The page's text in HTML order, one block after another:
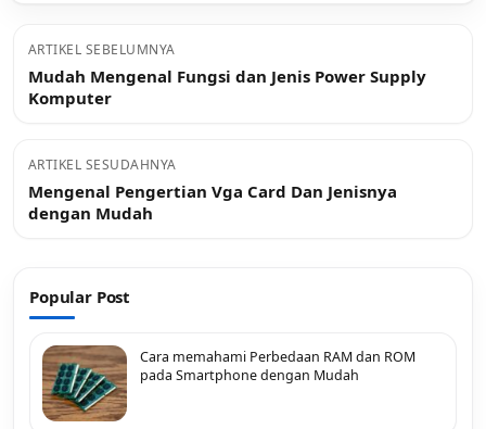
ARTIKEL SEBELUMNYA
Mudah Mengenal Fungsi dan Jenis Power Supply
Komputer
ARTIKEL SESUDAHNYA
Mengenal Pengertian Vga Card Dan Jenisnya
dengan Mudah
Popular Post
Cara memahami Perbedaan RAM dan ROM
pada Smartphone dengan Mudah